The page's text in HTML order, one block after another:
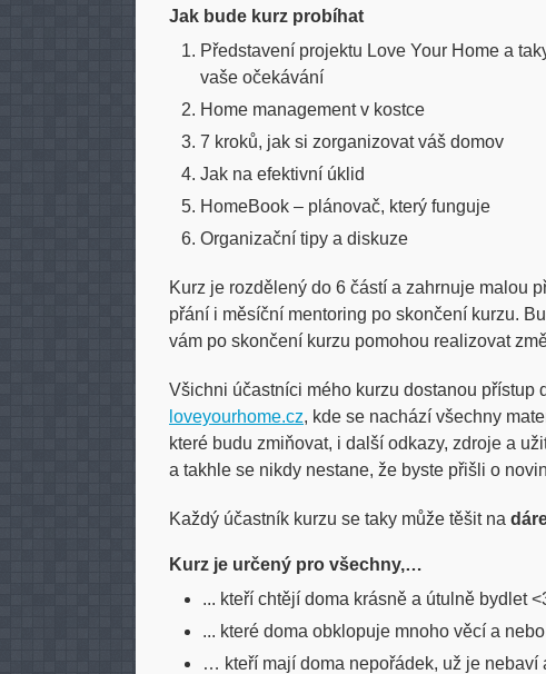
Jak bude kurz probíhat
Představení projektu Love Your Home a
vaše očekávání
Home management v kostce
7 kroků, jak si zorganizovat váš domov
Jak na efektivní úklid
HomeBook – plánovač, který funguje
Organizační tipy a diskuze
Kurz je rozdělený do 6 částí a zahrnuje malou
přání i měsíční mentoring po skončení kurzu.
vám po skončení kurzu pomohou realizovat
Všichni účastníci mého kurzu dostanou přístup
loveyourhome.cz, kde se nachází všechny
které budu zmiňovat, i další odkazy, zdroje a
a takhle se nikdy nestane, že byste přišli o
Každý účastník kurzu se taky může těšit na
Kurz je určený pro všechny,…
... kteří chtějí doma krásně a útulně bydlet
... které doma obklopuje mnoho věcí a
… kteří mají doma nepořádek, už je nebaví